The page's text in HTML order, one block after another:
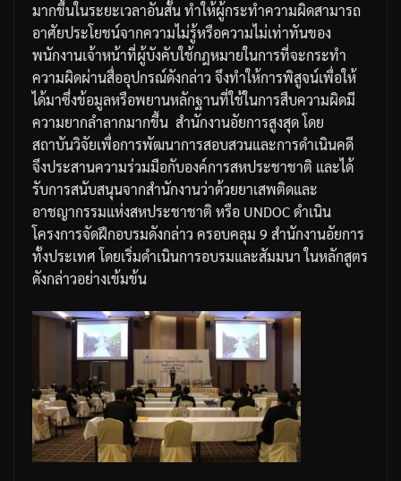
มากขึ้นในระยะเวลาอันสั้นทำให้ผู้กระทำความผิดสามารถ
อาศัยประโยชน์จากความไม่รู้หรือความไม่เท่าทันของ
พนักงานเจ้าหน้าที่ผู้บังคับใช้กฎหมายในการที่จะกระทำ
ความผิดผ่านสื่ออุปกรณ์ดังกล่าว จึงทำให้การพิสูจน์เพื่อให้
ได้มาซึ่งข้อมูลหรือพยานหลักฐานที่ใช้ในการสืบความผิดมี
ความยากลำลากมากขึ้น สำนักงานอัยการสูงสุดโดย
สถาบันวิจัยเพื่อการพัฒนาการสอบสวนและการดำเนินคดี
จึงประสานความร่วมมือกับองค์การสหประชาชาติ และได้
รับการสนับสนุนจากสำนักงานว่าด้วยยาเสพติดและ
อาชญากรรมแห่งสหประชาชาติ หรือ UNDOCดำเนิน
โครงการจัดฝึกอบรมดังกล่าว ครอบคลุม 9 สำนักงานอัยการ
ทั้งประเทศ โดยเริ่มดำเนินการอบรมและสัมมนา ในหลักสูตร
ดังกล่าวอย่างเข้มข้น